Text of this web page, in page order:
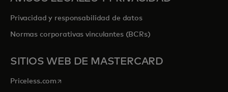
Privacidad y responsabilidad de datos
Normas corporativas vinculantes (BCRs)
SITIOS WEB DE MASTERCARD
Priceless.com se abre en una pestaña nueva